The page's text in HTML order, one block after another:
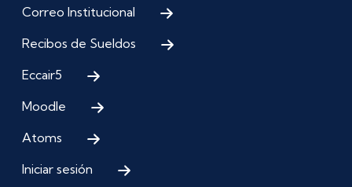
Correo Institucional
Recibos de Sueldos
Eccair5
Moodle
Atoms
Iniciar sesión